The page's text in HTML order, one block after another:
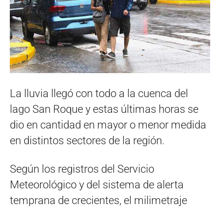
La lluvia llegó con todo a la cuenca del
lago San Roque y estas últimas horas se
dio en cantidad en mayor o menor medida
en distintos sectores de la región.
Según los registros del Servicio
Meteorológico y del sistema de alerta
temprana de crecientes, el milimetraje